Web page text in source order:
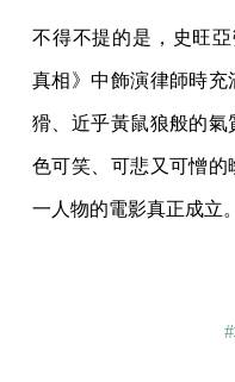
不得不提的是，史旺亞
真相》中飾演律師時
猾、近乎黃鼠狼般的氣
色可笑、可悲又可憎
一人物的電影真正成立。